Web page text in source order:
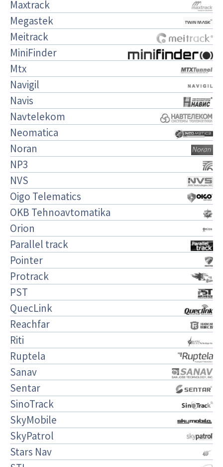
Maxtrack
Megastek
Meitrack
MiniFinder
Mtx
Navigil
Navis
Navtelekom
Neomatica
Noran
NP3
NVS
Oigo Telematics
OKB Tehnoavtomatika
Orion
Parallel track
Pointer
Protrack
PST
QuecLink
Reachfar
Riti
Ruptela
Sanav
Sentar
SinoTrack
SkyMobile
SkyPatrol
Stars Nav